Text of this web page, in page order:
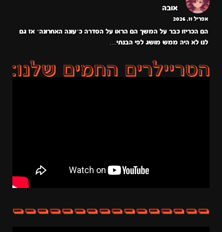
אובה
אפריל 11, 2026
הם הכריזו כבר על המשך הם הראו על הסדרה כ״עונה האחרונה״ אז גם
לנו לא היה ממש מושג לפי הבנתי…